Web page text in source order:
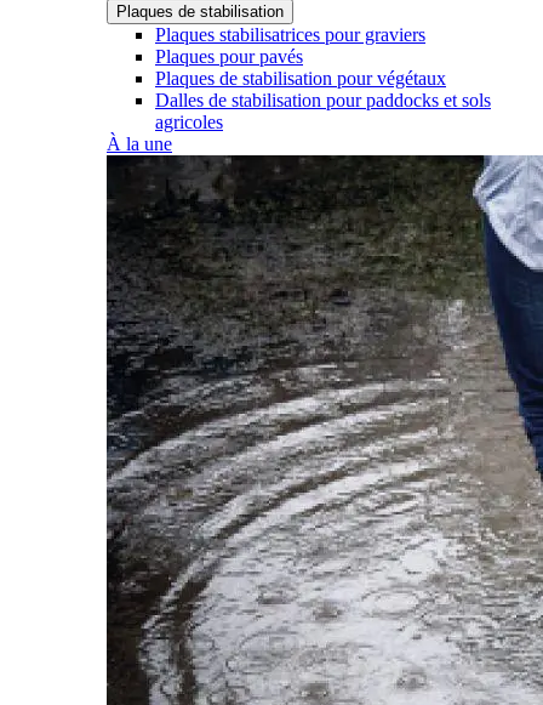
Plaques de stabilisation
Plaques stabilisatrices pour graviers
Plaques pour pavés
Plaques de stabilisation pour végétaux
Dalles de stabilisation pour paddocks et sols
agricoles
À la une